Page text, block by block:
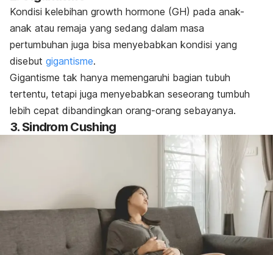
Kondisi kelebihan growth hormone (GH) pada anak-
anak atau remaja yang sedang dalam masa
pertumbuhan juga bisa menyebabkan kondisi yang
disebut gigantisme.
Gigantisme tak hanya memengaruhi bagian tubuh
tertentu, tetapi juga menyebabkan seseorang tumbuh
lebih cepat dibandingkan orang-orang sebayanya.
3. Sindrom Cushing